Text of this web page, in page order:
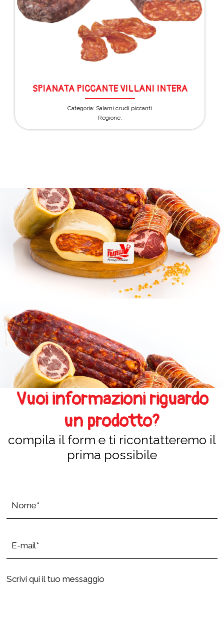
SPIANATA PICCANTE VILLANI INTERA
Categoria: Salami crudi piccanti
Regione:
Vuoi informazioni riguardo
un prodotto?
compila il form e ti ricontatteremo il
prima possibile